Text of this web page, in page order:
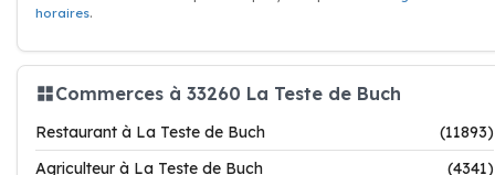
horaires.
Commerces à 33260 La Teste de Buch
Restaurant à La Teste de Buch
(11893)
Agriculteur à La Teste de Buch
(4341)